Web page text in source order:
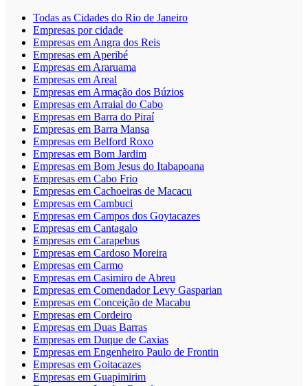
Todas as Cidades do Rio de Janeiro
Empresas por cidade
Empresas em Angra dos Reis
Empresas em Aperibé
Empresas em Araruama
Empresas em Areal
Empresas em Armação dos Búzios
Empresas em Arraial do Cabo
Empresas em Barra do Piraí
Empresas em Barra Mansa
Empresas em Belford Roxo
Empresas em Bom Jardim
Empresas em Bom Jesus do Itabapoana
Empresas em Cabo Frio
Empresas em Cachoeiras de Macacu
Empresas em Cambuci
Empresas em Campos dos Goytacazes
Empresas em Cantagalo
Empresas em Carapebus
Empresas em Cardoso Moreira
Empresas em Carmo
Empresas em Casimiro de Abreu
Empresas em Comendador Levy Gasparian
Empresas em Conceição de Macabu
Empresas em Cordeiro
Empresas em Duas Barras
Empresas em Duque de Caxias
Empresas em Engenheiro Paulo de Frontin
Empresas em Goitacazes
Empresas em Guapimirim